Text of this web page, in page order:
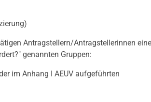
Antragstellern/Antragstellerinnen eine
genannten Gruppen:
im Anhang I AEUV aufgeführten